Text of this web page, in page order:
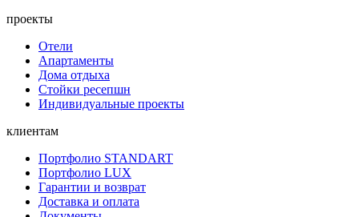
проекты
Отели
Апартаменты
Дома отдыха
Стойки ресепшн
Индивидуальные проекты
клиентам
Портфолио STANDART
Портфолио LUX
Гарантии и возврат
Доставка и оплата